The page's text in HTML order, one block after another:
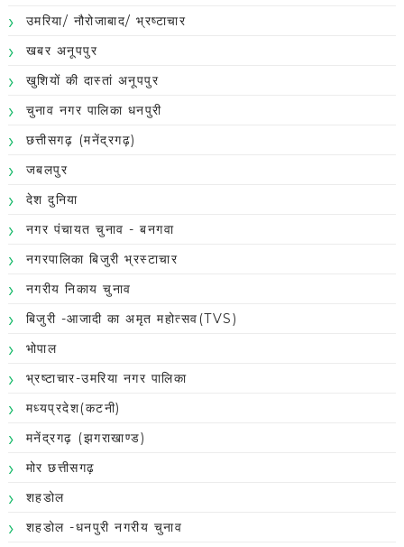
उमरिया/ नौरोजाबाद/ भ्रष्टाचार
खबर अनूपपुर
खुशियों की दास्तां अनूपपुर
चुनाव नगर पालिका धनपुरी
छत्तीसगढ़ (मनेंद्रगढ़)
जबलपुर
देश दुनिया
नगर पंचायत चुनाव - बनगवा
नगरपालिका बिजुरी भ्रस्टाचार
नगरीय निकाय चुनाव
बिजुरी -आजादी का अमृत महोत्सव(TVS)
भोपाल
भ्रष्टाचार-उमरिया नगर पालिका
मध्यप्रदेश(कटनी)
मनेंद्रगढ़ (झगराखाण्ड)
मोर छत्तीसगढ़
शहडोल
शहडोल -धनपुरी नगरीय चुनाव